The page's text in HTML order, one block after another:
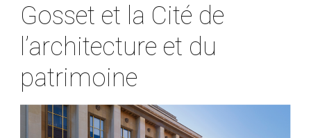
Gosset et la Cité de
l’architecture et du
patrimoine